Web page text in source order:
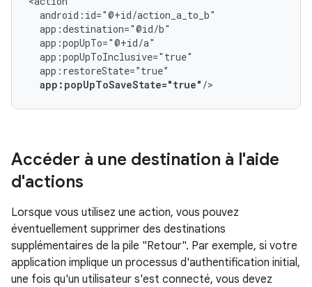
app:popUpToSaveState="true"
Accéder à une destination à l'aide
d'actions
Lorsque vous utilisez une action, vous pouvez
éventuellement supprimer des destinations
supplémentaires de la pile "Retour". Par exemple, si votre
application implique un processus d'authentification initial,
une fois qu'un utilisateur s'est connecté, vous devez